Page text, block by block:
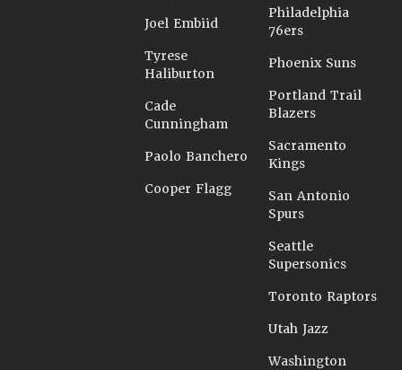
Joel Embiid
Tyrese
Haliburton
Cade
Cunningham
Paolo Banchero
Cooper Flagg
Philadelphia
76ers
Phoenix Suns
Portland Trail
Blazers
Sacramento
Kings
San Antonio
Spurs
Seattle
Supersonics
Toronto Raptors
Utah Jazz
Washington